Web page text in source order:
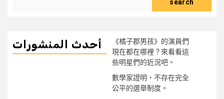
search
أحدث المنشورات
《橘子郡男孩》的演員們
現在都在哪裡？來看看這
些明星們的近況吧。
數學家證明，不存在完全
公平的選舉制度。